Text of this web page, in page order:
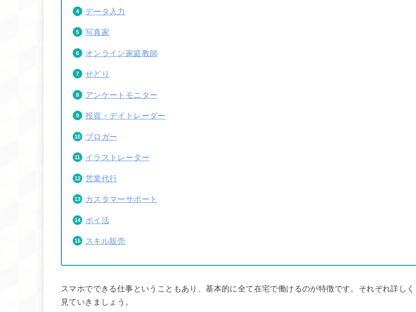
データ入力
写真家
オンライン家庭教師
せどり
アンケートモニター
投資・デイトレーダー
ブロガー
イラストレーター
営業代行
カスタマーサポート
ポイ活
スキル販売
スマホでできる仕事ということもあり、基本的に全て在宅で働けるのが特徴です。それぞれ詳しく
見ていきましょう。